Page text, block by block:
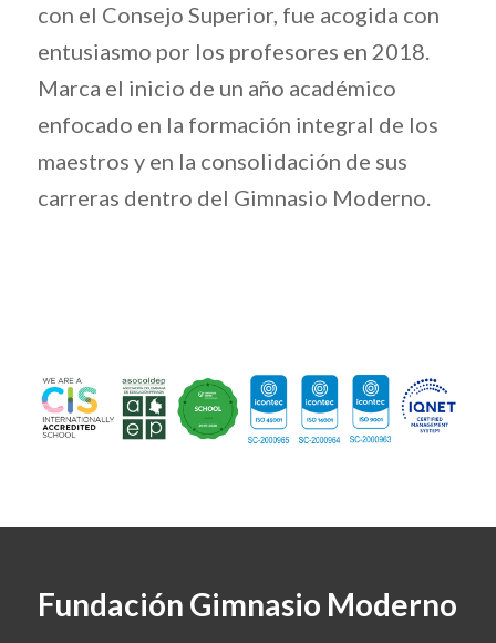
con el Consejo Superior, fue acogida con
entusiasmo por los profesores en 2018.
Marca el inicio de un año académico
enfocado en la formación integral de los
maestros y en la consolidación de sus
carreras dentro del Gimnasio Moderno.
Fundación Gimnasio Moderno